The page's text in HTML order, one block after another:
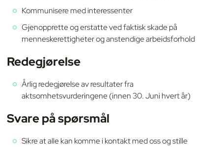
Kommunisere med interessenter
Gjenopprette og erstatte ved faktisk skade på
menneskerettigheter og anstendige arbeidsforhold
Redegjørelse
Årlig redegjørelse av resultater fra
aktsomhetsvurderingene (innen 30. Juni hvert år)
Svare på spørsmål
Sikre at alle kan komme i kontakt med oss og stille